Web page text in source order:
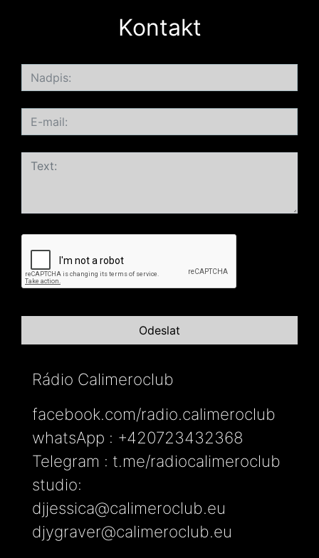
Kontakt
Rádio Calimeroclub
facebook.com/radio.calimeroclub
whatsApp : +420723432368
Telegram : t.me/radiocalimeroclub
studio:
djjessica@calimeroclub.eu
djygraver@calimeroclub.eu